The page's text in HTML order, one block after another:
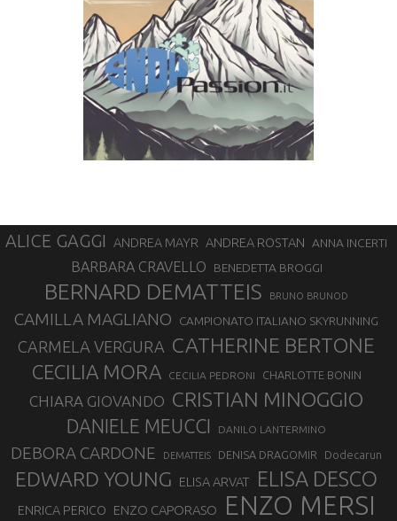
ALICE GAGGI ANDREA MAYR ANDREA ROSTAN ANNA INCERTI
BARBARA CRAVELLO BENEDETTA BROGGI
BERNARD DEMATTEIS BRUNO BRUNOD
CAMILLA MAGLIANO CAMPIONATO ITALIANO SKYRUNNING
CARMELA VERGURA CATHERINE BERTONE
CECILIA MORA CECILIA PEDRONI CHARLOTTE BONIN
CHIARA GIOVANDO CRISTIAN MINOGGIO
DANIELE MEUCCI DANILO LANTERMINO
DEBORA CARDONE DEMATTEIS DENISA DRAGOMIR Dodecarun
EDWARD YOUNG ELISA ARVAT ELISA DESCO
ENRICA PERICO ENZO CAPORASO ENZO MERSI